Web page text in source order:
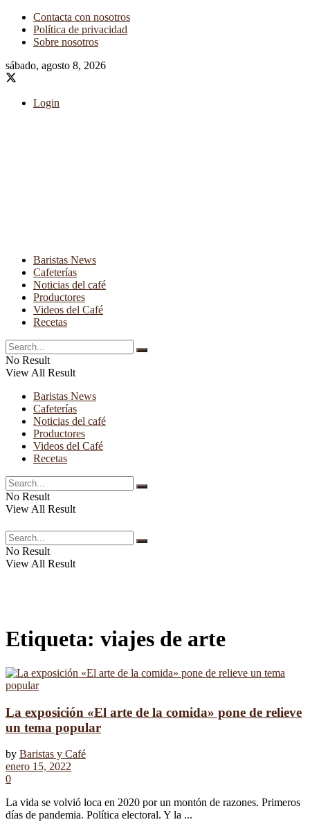
Contacta con nosotros
Política de privacidad
Sobre nosotros
sábado, agosto 8, 2026
Login
Baristas News
Cafeterías
Noticias del café
Productores
Videos del Café
Recetas
No Result
View All Result
Baristas News
Cafeterías
Noticias del café
Productores
Videos del Café
Recetas
No Result
View All Result
No Result
View All Result
Etiqueta: viajes de arte
La exposición «El arte de la comida» pone de relieve
un tema popular
by Baristas y Café
enero 15, 2022
0
La vida se volvió loca en 2020 por un montón de razones. Primeros
días de pandemia. Política electoral. Y la ...